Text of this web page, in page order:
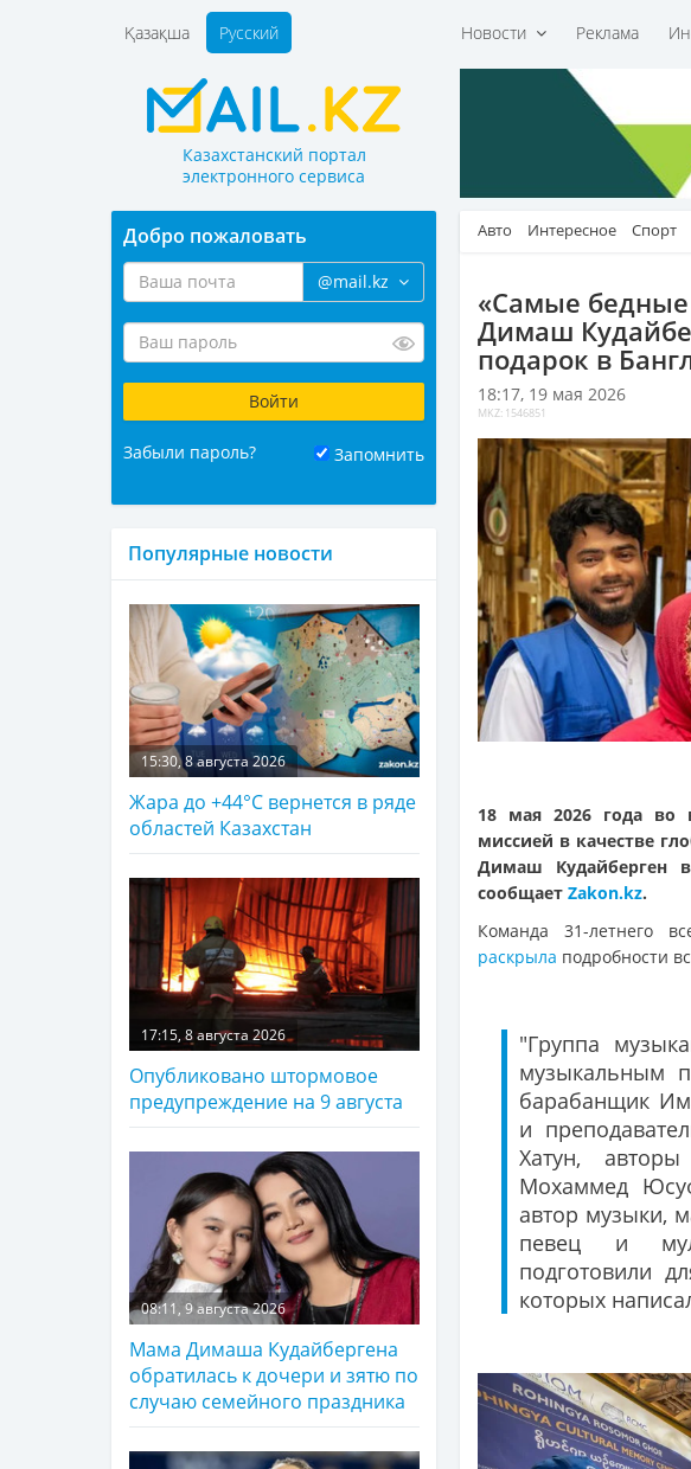
Новости Реклама
Қазақша Русский
Казахстанский портал
электронного сервиса
Авто Интересное Спорт
«Самые
Димаш
подарок в
18:17, 19 мая 2026
MKZ: 1546851
18 мая 2026 года во
миссией в качестве
Димаш Кудайберген
сообщает Zakon.kz.
Команда 31-летнего
раскрыла подробности
"Группа
музыкальным
барабанщик
и
Хатун,
Мохаммед
автор музыки,
певец и
подготовили
которых
Добро пожаловать
@mail.kz
Забыли пароль? Запомнить
Популярные новости
15:30, 8 августа 2026
Жара до +44°С вернется в ряде
областей Казахстан
17:15, 8 августа 2026
Опубликовано штормовое
предупреждение на 9 августа
08:11, 9 августа 2026
Мама Димаша Кудайбергена
обратилась к дочери и зятю по
случаю семейного праздника